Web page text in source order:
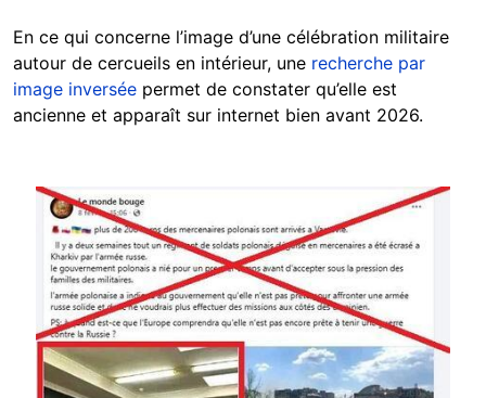
En ce qui concerne l’image d’une célébration militaire
autour de cercueils en intérieur, une recherche par
image inversée permet de constater qu’elle est
ancienne et apparaît sur internet bien avant 2026.
Image